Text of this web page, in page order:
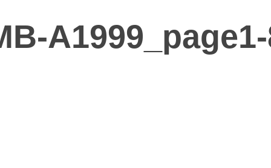
Les Havres de paix pour la
loutre